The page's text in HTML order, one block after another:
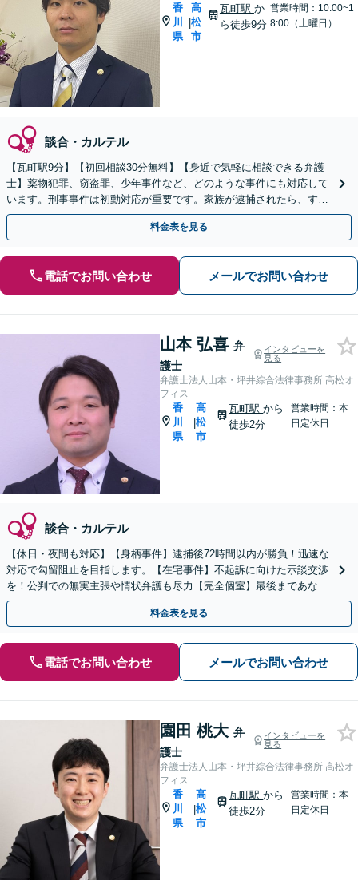
香
川
県
|
高
松
市
瓦町駅 か
ら徒歩9分
営業時間：10:00~1
8:00（土曜日）
談合・カルテル
【瓦町駅9分】【初回相談30分無料】【身近で気軽に相談できる弁護
士】薬物犯罪、窃盗罪、少年事件など、どのような事件にも対応して
います。刑事事件は初動対応が重要です。家族が逮捕されたら、すぐ
にご相談ください。【電話相談可】【休日・夜間対応】
料金表を見る
電話でお問い合わせ メールでお問い合わせ
山本 弘喜 弁
護士
インタビューを
見る
弁護士法人山本・坪井綜合法律事務所 高松オ
フィス
香
川
県
|
高
松
市
瓦町駅から
徒歩2分
営業時間：本
日定休日
談合・カルテル
【休日・夜間も対応】【身柄事件】逮捕後72時間以内が勝負！迅速な
対応で勾留阻止を目指します。【在宅事件】不起訴に向けた示談交渉
を！公判での無実主張や情状弁護も尽力【完全個室】最後まであなた
の味方です。ご相談ください。
料金表を見る
電話でお問い合わせ メールでお問い合わせ
園田 桃大 弁
護士
インタビューを
見る
弁護士法人山本・坪井綜合法律事務所 高松オ
フィス
香
川
県
|
高
松
市
瓦町駅から
徒歩2分
営業時間：本
日定休日